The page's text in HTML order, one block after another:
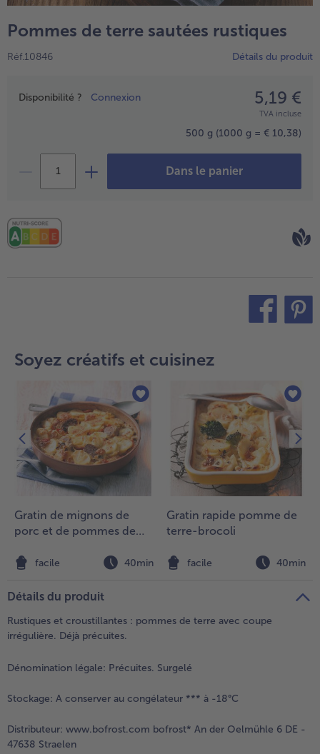
TousUstensiles de cuisine
Tousbofrost*free
Tousbofrost*plus.
Alternatives végétale
Pommes de terre sautées rustiques
Réf.10846 Détails du produit
Prix
Disponibilité ? Connexion 5,19 €
TVA incluse
500 g (1000 g = € 10,38)
Dans le panier
Soyez créatifs et cuisinez
Gratin de mignons de
porc et de pommes de
facile 40min
Gratin rapide pomme de
terre-brocoli
facile 40min
Détails du produit
Rustiques et croustillantes : pommes de terre avec coupe
irrégulière. Déjà précuites.
Dénomination légale: Précuites. Surgelé
Stockage: A conserver au congélateur *** à -18°C
Distributeur: www.bofrost.com bofrost* An der Oelmühle 6 DE -
47638 Straelen